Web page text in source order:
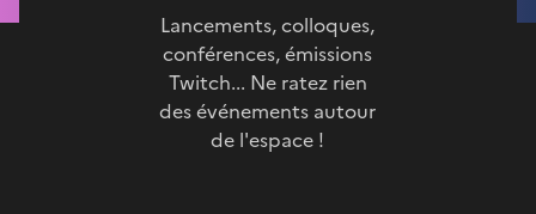
Lancements, colloques,
conférences, émissions
Twitch... Ne ratez rien
des événements autour
de l'espace !